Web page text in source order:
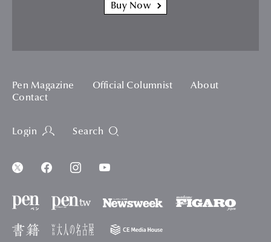
Buy Now
Pen Magazine Official Columnist
About
Contact
Login Search